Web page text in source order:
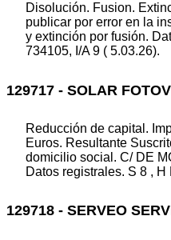
Disolución. Fusion.
publicar por error en la
y extinción por fusión.
734105, I/A 9 ( 5.03.26).
129717 - SOLAR
Reducción de capital.
Euros. Resultante
domicilio social. C/ DE
Datos registrales. S 8 , H
129718 - SERVEO